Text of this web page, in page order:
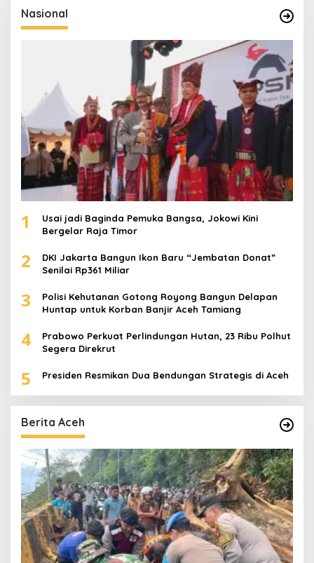
u
n
t
Nasional
1
Usai jadi Baginda Pemuka Bangsa, Jokowi Kini
Bergelar Raja Timor
2
DKI Jakarta Bangun Ikon Baru “Jembatan Donat”
Senilai Rp361 Miliar
3
Polisi Kehutanan Gotong Royong Bangun Delapan
Huntap untuk Korban Banjir Aceh Tamiang
4
Prabowo Perkuat Perlindungan Hutan, 23 Ribu Polhut
Segera Direkrut
5 Presiden Resmikan Dua Bendungan Strategis di Aceh
Berita Aceh